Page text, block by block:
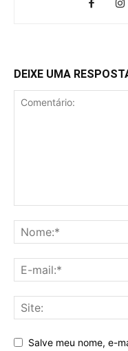
DEIXE UMA
Salve meu nome, e-